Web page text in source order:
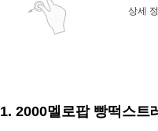
상세
1. 2000멜로팝 빵떡스트